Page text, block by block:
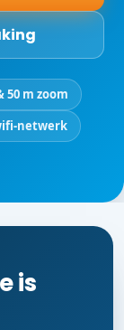
m zoom
netwerk
is